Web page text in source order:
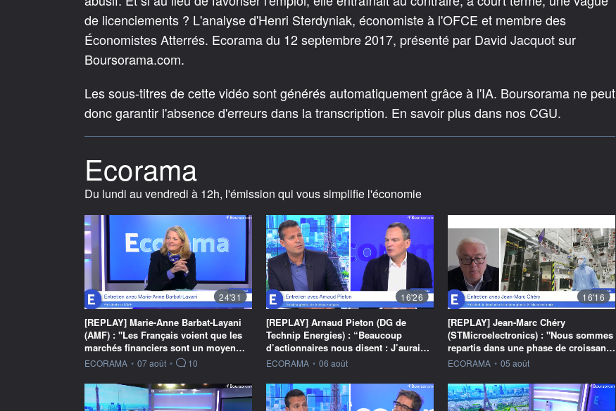
de licenciements ? L'analyse d'Henri Sterdyniak, économiste à l'OFCE et membre des
Économistes Atterrés. Ecorama du 12 septembre 2017, présenté par David Jacquot sur
Boursorama.com.
Les sous-titres de cette vidéo sont générés automatiquement grâce à l'IA. Boursorama ne peut
donc garantir l'absence d'erreurs dans la transcription. En savoir plus dans nos CGU.
Ecorama
Du lundi au vendredi à 12h, l'émission qui vous simplifie l'économie
24'31
[REPLAY] Marie-Anne Barbat-Layani
(AMF) : "Les Français voient que les
marchés financiers sont un moyen…
information fournie par
ECORAMA • 07 août • 10
16'26
[REPLAY] Arnaud Pieton (DG de
Technip Energies) : “Beaucoup
d’actionnaires nous disent : J’aurai…
information fournie par
ECORAMA • 06 août
16'16
[REPLAY] Jean-Marc Chéry
(STMicroelectronics) : "Nous sommes
repartis dans une phase de croissan…
information fournie par
ECORAMA • 05 août